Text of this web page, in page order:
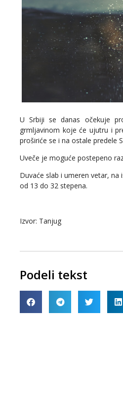
U Srbiji se danas očekuje
grmljavinom koje će ujutru i
proširiće se i na ostale predele
Uveče je moguće postepeno
Duvaće slab i umeren vetar,
od 13 do 32 stepena.
Izvor: Tanjug
Podeli tekst